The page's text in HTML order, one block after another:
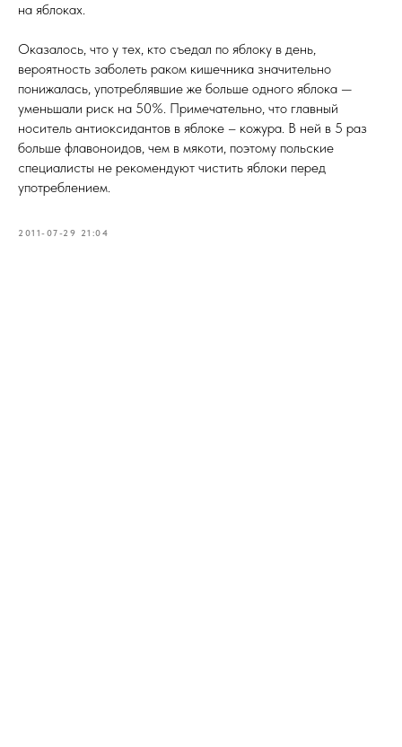
на яблоках.
Оказалось, что у тех, кто съедал по яблоку в день,
вероятность заболеть раком кишечника значительно
понижалась, употреблявшие же больше одного яблока —
уменьшали риск на 50%. Примечательно, что главный
носитель антиоксидантов в яблоке – кожура. В ней в 5 раз
больше флавоноидов, чем в мякоти, поэтому польские
специалисты не рекомендуют чистить яблоки перед
употреблением.
2011-07-29 21:04